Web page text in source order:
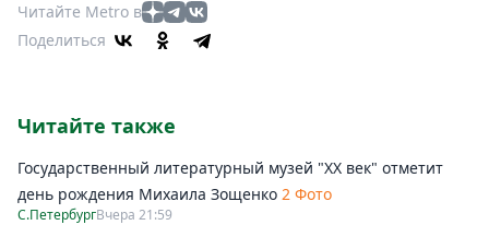
Читайте Metro в
Поделиться
Читайте также
Государственный литературный музей "ХХ век" отметит
день рождения Михаила Зощенко 2 Фото
С.ПетербургВчера 21:59